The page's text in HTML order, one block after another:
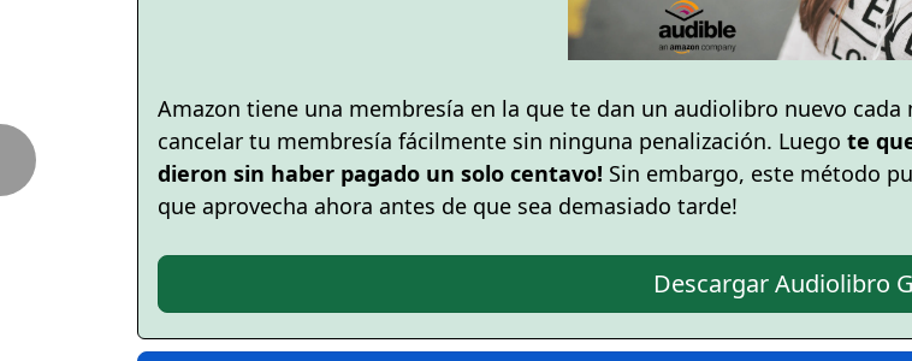
Amazon tiene una membresía en la que te dan un audiolibro nuevo cada
cancelar tu membresía fácilmente sin ninguna penalización. Luego te
dieron sin haber pagado un solo centavo! Sin embargo, este método
que aprovecha ahora antes de que sea demasiado tarde!
Descargar Audiolibro